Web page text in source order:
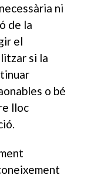
ni
de la
el
si la
o bé
lloc